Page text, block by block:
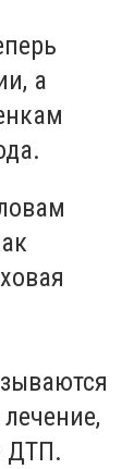
а
ДТП.